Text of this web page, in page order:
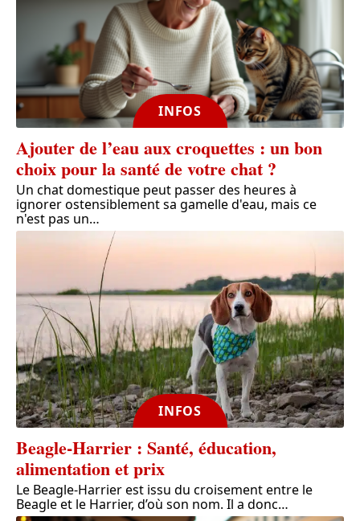
INFOS
Ajouter de l’eau aux croquettes : un bon
choix pour la santé de votre chat ?
Un chat domestique peut passer des heures à
ignorer ostensiblement sa gamelle d'eau, mais ce
n'est pas un…
INFOS
Beagle-Harrier : Santé, éducation,
alimentation et prix
Le Beagle-Harrier est issu du croisement entre le
Beagle et le Harrier, d’où son nom. Il a donc…